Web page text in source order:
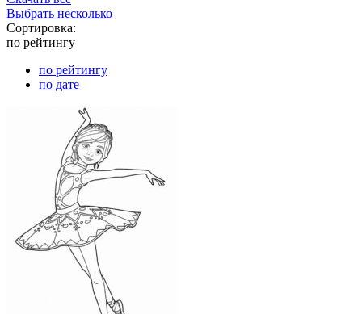
Выбрать несколько
Сортировка:
по рейтингу
по рейтингу
по дате